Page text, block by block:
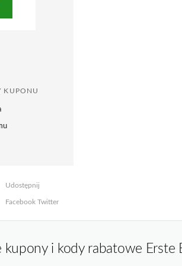
KUPONU
Udostępnij
FacebookTwitter
kupony i kody rabatowe Erste